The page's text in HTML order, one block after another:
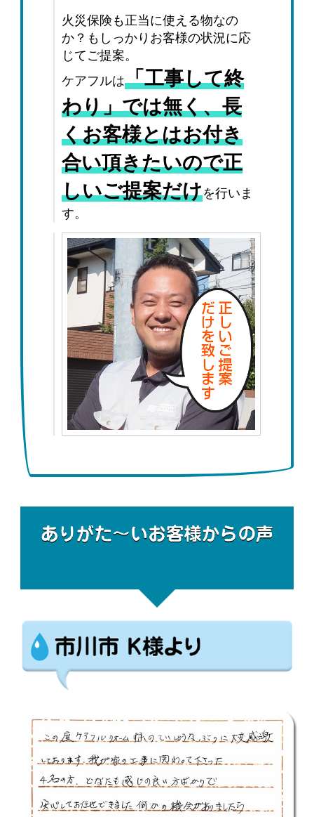
火災保険も正当に使える物なの
か？もしっかりお客様の状況に応
じてご提案。
ケアフルは「工事して終
わり」では無く、長
くお客様とはお付き
合い頂きたいので正
しいご提案だけを行いま
す。